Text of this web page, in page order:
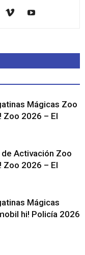
Mágicas Zoo
Zoo 2026 – El
Activación Zoo
Zoo 2026 – El
Mágicas
hi! Policía 2026